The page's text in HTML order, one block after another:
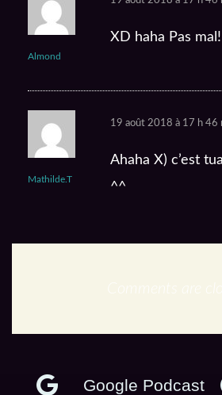
Almond
XD haha Pas mal!
Mathilde.T
19 août 2018 à 17 h 46
Ahaha X) c’est
^^
Google Podcast